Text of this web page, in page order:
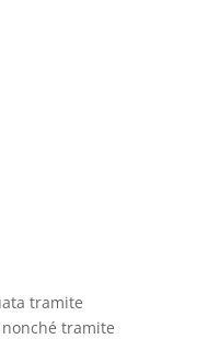
tramite
tramite